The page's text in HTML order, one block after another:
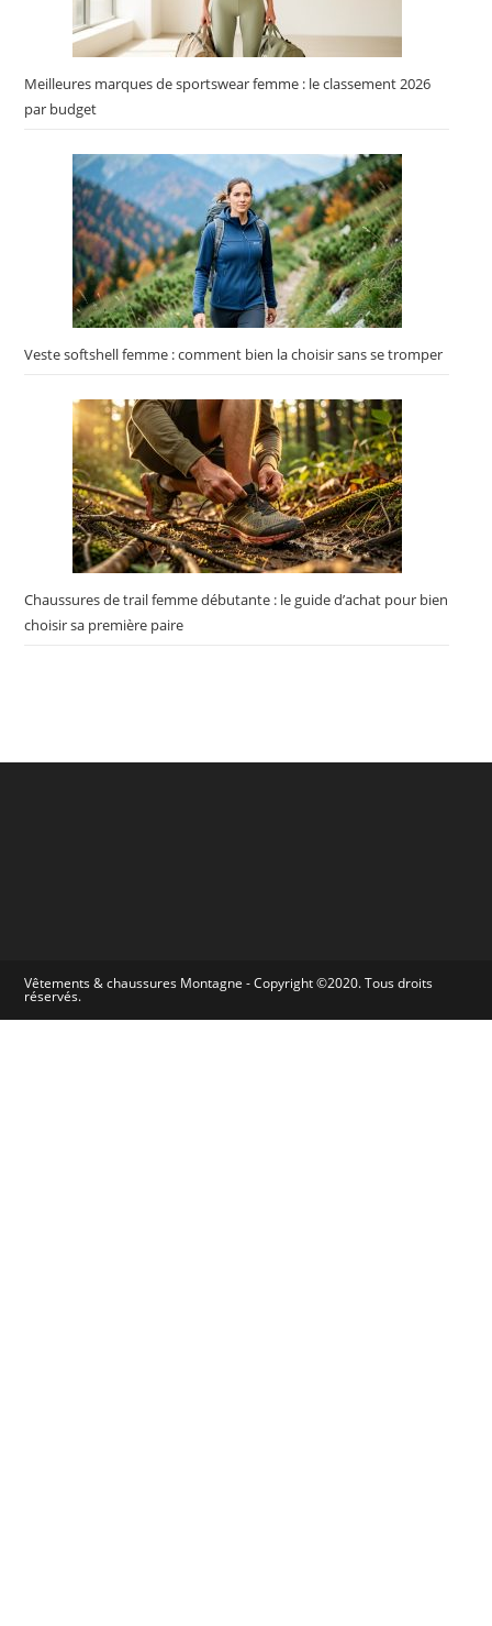
Meilleures marques de sportswear femme : le classement 2026
par budget
Veste softshell femme : comment bien la choisir sans se tromper
Chaussures de trail femme débutante : le guide d’achat pour bien
choisir sa première paire
Vêtements & chaussures Montagne - Copyright ©2020. Tous droits
réservés.